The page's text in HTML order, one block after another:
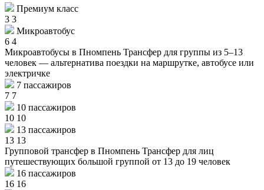
Премиум класс
3 3
Микроавтобус
6 4
Микроавтобусы в Пномпень Трансфер для группы из 5–13
человек — альтернатива поездки на маршрутке, автобусе или
электричке
7 пассажиров
7 7
10 пассажиров
10 10
13 пассажиров
13 13
Групповой трансфер в Пномпень Трансфер для лиц
путешествующих большой группой от 13 до 19 человек
16 пассажиров
16 16